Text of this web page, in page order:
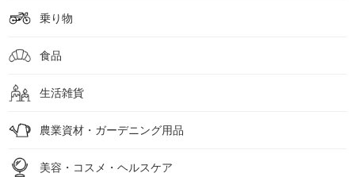
乗り物
食品
生活雑貨
農業資材・ガーデニング用品
美容・コスメ・ヘルスケア